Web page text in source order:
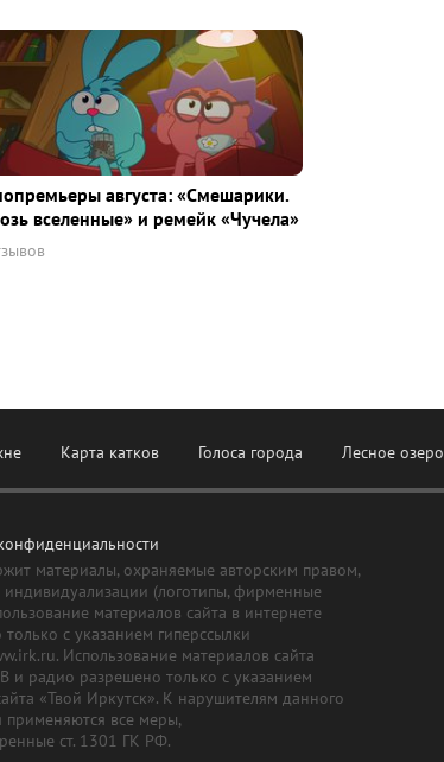
августа: «Смешарики.
вселенные» и ремейк «Чучела»
Карта катков Голоса города Лесное озеро
материалы, охраняемые авторским правом,
индивидуализации (логотипы, фирменные
материалов сайта в интернете
с указанием гиперссылки
Использование материалов сайта
и радио разрешено только с указанием
«Твой Иркутск». К нарушителям данного
применяются все меры,
ст. 1301 ГК РФ.